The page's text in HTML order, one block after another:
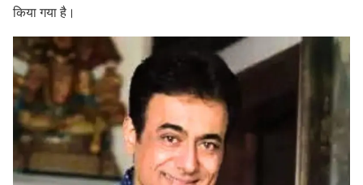
किया गया है।